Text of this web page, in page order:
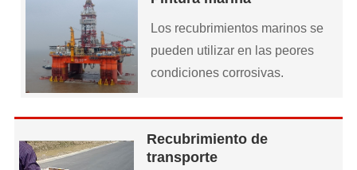
Los recubrimientos marinos se
pueden utilizar en las peores
condiciones corrosivas.
Recubrimiento de
transporte